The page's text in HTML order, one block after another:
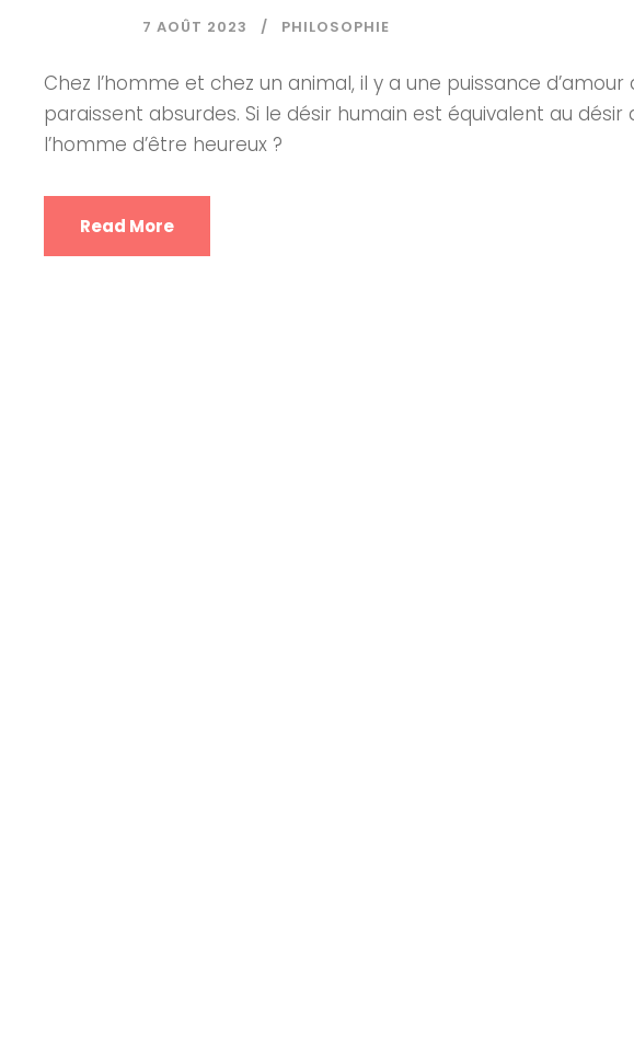
7 AOÛT 2023 PHILOSOPHIE
Chez l’homme et chez un animal, il y a une puissance
paraissent absurdes. Si le désir humain est équivalent au désir
l’homme d’être heureux ?
Read More